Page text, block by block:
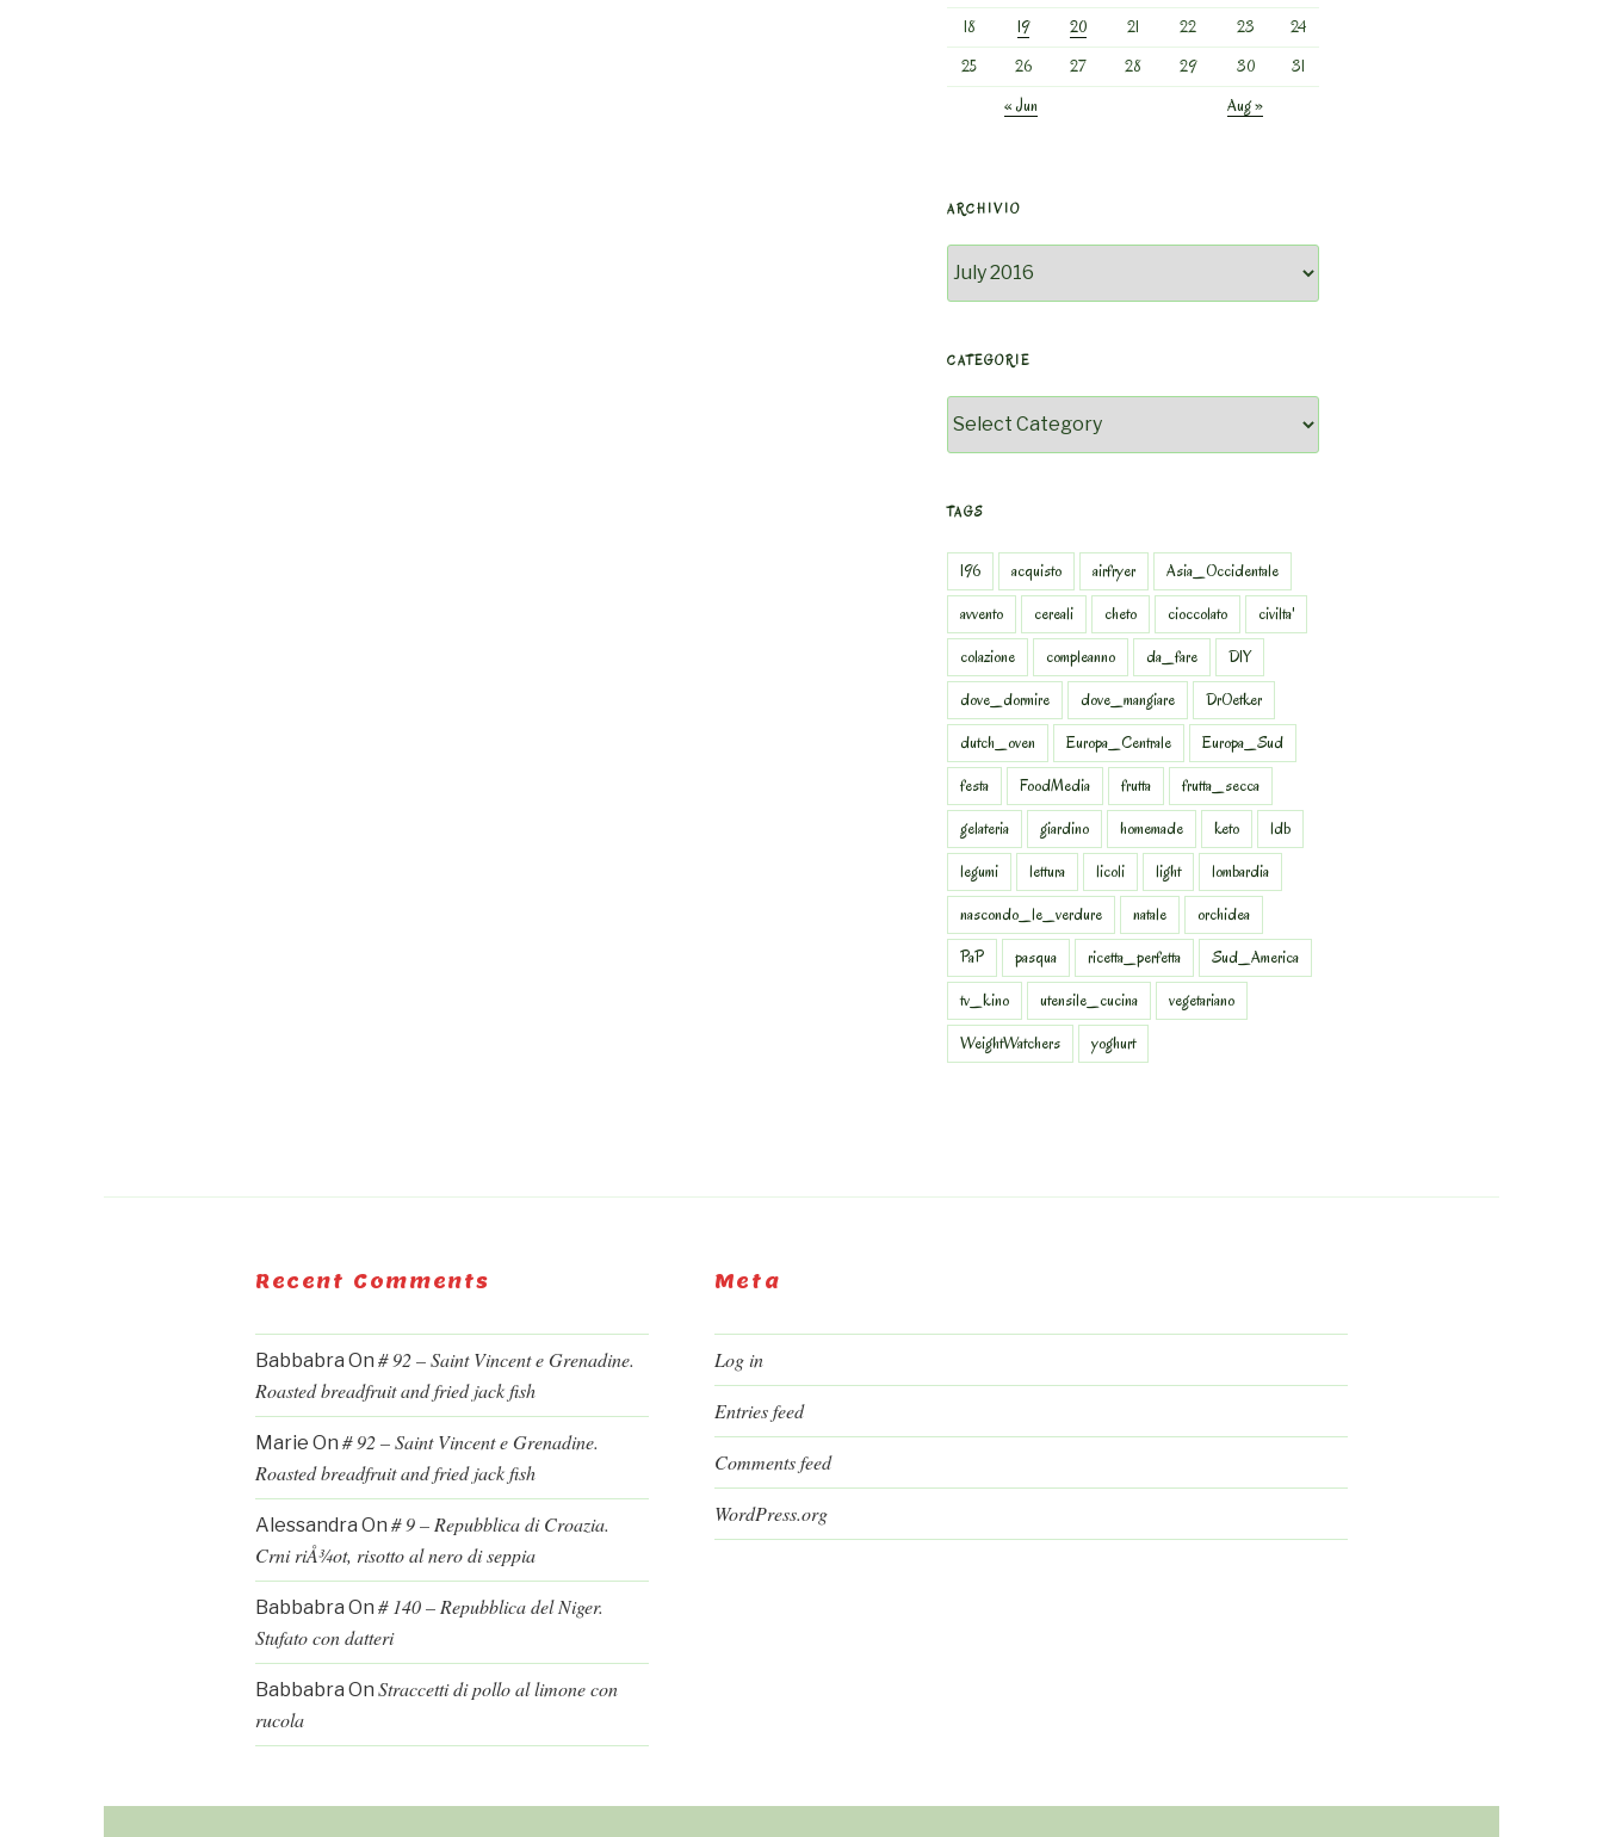
18
19 20 21 22 23
24
25
26 27 28 29 30
31
« Jun
Aug »
ARCHIVIO
CATEGORIE
TAGS
196 acquisto airfryer
Asia_Occidentale
avvento
cereali cheto cioccolato
civilta'
colazione
compleanno da_fare
DIY
dove_dormire
dove_mangiare
DrOetker
dutch_oven
Europa_Centrale
Europa_Sud
festa
FoodMedia frutta
frutta_secca
gelateria
giardino homemade keto
ldb
legumi
lettura licoli light
lombardia
nascondo_le_verdure
natale
orchidea
PaP
pasqua ricetta_perfetta
Sud_America
tv_kino
utensile_cucina
vegetariano
WeightWatchers
yoghurt
Recent Comments
Babbabra On # 92 – Saint Vincent e Grenadine.
Roasted breadfruit and fried jack fish
Marie On # 92 – Saint Vincent e Grenadine.
Roasted breadfruit and fried jack fish
Alessandra On # 9 – Repubblica di Croazia.
Crni riÅ¾ot, risotto al nero di seppia
Babbabra On # 140 – Repubblica del Niger.
Stufato con datteri
Babbabra On Straccetti di pollo al limone con
rucola
Meta
Log in
Entries feed
Comments feed
WordPress.org